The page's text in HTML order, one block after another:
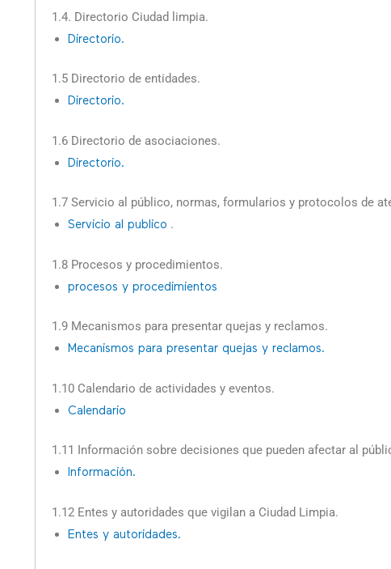
1.4. Directorio Ciudad limpia.
Directorio.
1.5 Directorio de entidades.
Directorio.
1.6 Directorio de asociaciones.
Directorio.
1.7 Servicio al público, normas, formularios y protocolos de
Servicio al publico .
1.8 Procesos y procedimientos.
procesos y procedimientos
1.9 Mecanismos para presentar quejas y reclamos.
Mecanismos para presentar quejas y reclamos.
1.10 Calendario de actividades y eventos.
Calendario
1.11 Información sobre decisiones que pueden afectar al
Información.
1.12 Entes y autoridades que vigilan a Ciudad Limpia.
Entes y autoridades.